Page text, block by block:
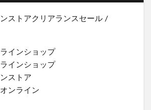
ストアクリアランスセール /
インショップ
インショップ
ストア
ンライン